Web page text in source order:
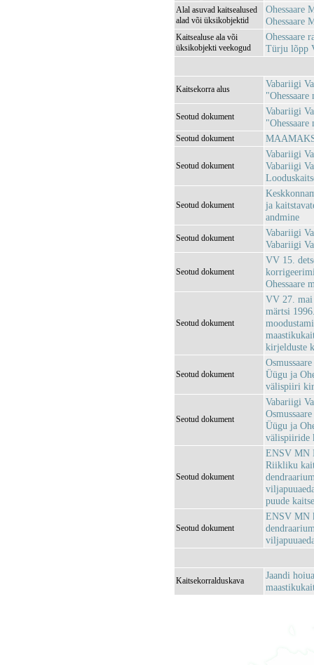
Alal asuvad kaitsealused
alad või üksikobjektid
Ohessaare
Ohessaare
Kaitsealuse ala või
üksikobjekti veekogud
Ohessaare
Türju lõpp
Kaitsekorra alus
Vabariigi
Seotud dokument
Vabariigi
Seotud dokument
Seotud dokument
Vabariigi
Vabariigi
Seotud dokument
ja
andmine
Seotud dokument
Vabariigi
Vabariigi
Seotud dokument
VV 15.
Ohessaare
Seotud dokument
VV 27. mai
märtsi
kirjelduste
Seotud dokument
Üügu ja
välispiiri
Seotud dokument
Vabariigi
Üügu ja
välispiiride
Seotud dokument
ENSV MN
Riikliku
puude
Seotud dokument
ENSV MN
Kaitsekorralduskava
Jaandi